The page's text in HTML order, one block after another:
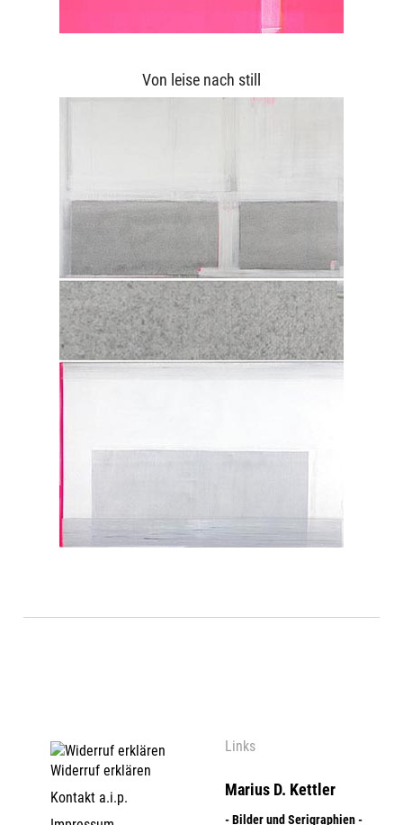
Von leise nach still
Widerruf erklären
Kontakt a.i.p.
Links
Marius D. Kettler
- Bilder und Serigraphien -